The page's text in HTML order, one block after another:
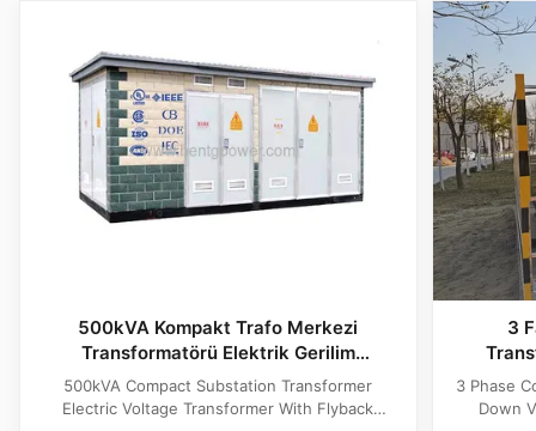
500kVA Kompakt Trafo Merkezi
Transformatörü Elektrik Gerilim
Transformatörü Geri Beslemeli Topoloji İle
500kVA Compact Substation Transformer
Electric Voltage Transformer With Flyback
3
3 Phase
Down